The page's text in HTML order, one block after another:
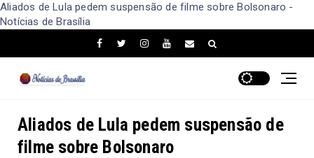
Aliados de Lula pedem suspensão de filme sobre Bolsonaro -
Notícias de Brasília
Aliados de Lula pedem suspensão de
filme sobre Bolsonaro